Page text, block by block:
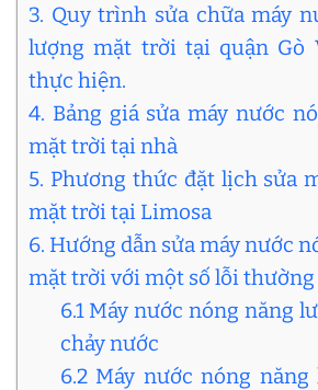
3. Quy trình sửa chữa máy
lượng mặt trời tại quận Gò
thực hiện.
4. Bảng giá sửa máy nước
mặt trời tại nhà
5. Phương thức đặt lịch sửa
mặt trời tại Limosa
6. Hướng dẫn sửa máy nước
mặt trời với một số lỗi thường
6.1 Máy nước nóng năng
chảy nước
6.2 Máy nước nóng